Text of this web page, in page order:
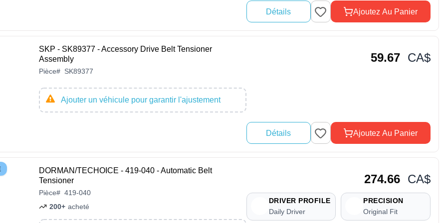
Détails Ajoutez Au Panier
SKP - SK89377 - Accessory Drive Belt Tensioner
Assembly
Pièce# SK89377
Ajouter un véhicule pour garantir l'ajustement
59.67 CA$
Détails Ajoutez Au Panier
DORMAN/TECHOICE - 419-040 - Automatic Belt
Tensioner
Pièce# 419-040
200+ acheté
274.66 CA$
DRIVER PROFILE
Daily Driver
PRECISION
Original Fit